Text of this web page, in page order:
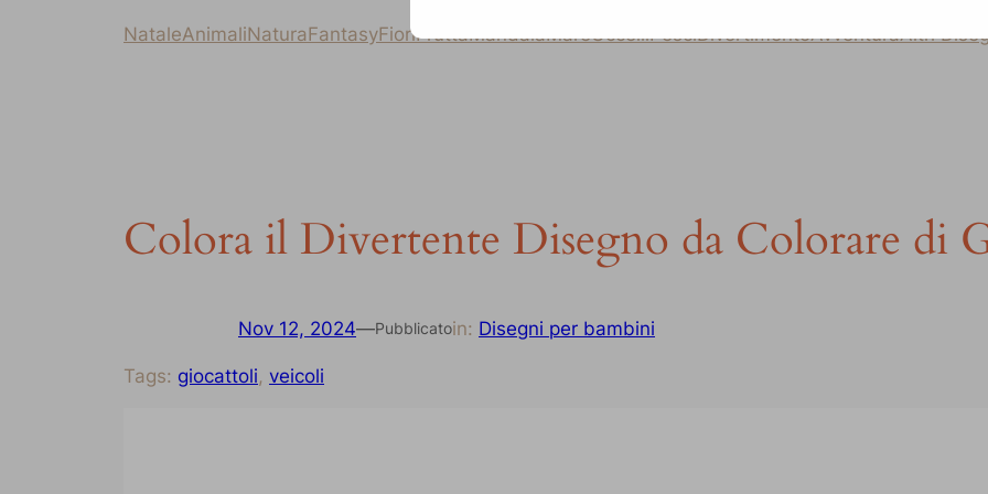
NataleAnimaliNaturaFantasyFioriFruttaMandalaMareUccelliPesciDivertimentoAvventuraAltri
Colora il Divertente Disegno da Colorare di
Nov 12, 2024—Pubblicatoin: Disegni per bambini
Tags: giocattoli, veicoli